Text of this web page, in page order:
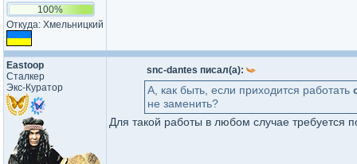
100%
Откуда: Хмельницкий
Eastoop
Сталкер
Экс-Куратор
snc-dantes писал(а):
А, как быть, если приходится работать
не заменить?
Для такой работы в любом случае требуется